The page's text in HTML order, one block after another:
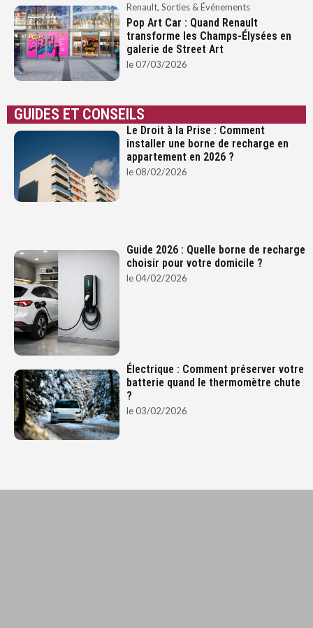
Renault,Sorties & Événements
Pop Art Car : Quand Renault
transforme les Champs-Élysées en
galerie de Street Art
le07/03/2026
GUIDES ET CONSEILS
Le Droit à la Prise : Comment
installer une borne de recharge en
appartement en 2026 ?
le08/02/2026
Guide 2026 : Quelle borne de recharge
choisir pour votre domicile ?
le04/02/2026
Électrique : Comment préserver votre
batterie quand le thermomètre chute
?
le03/02/2026